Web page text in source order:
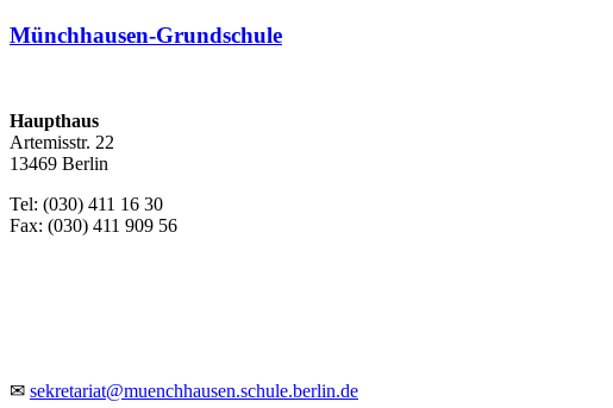
Münchhausen-Grundschule
Haupthaus
Artemisstr. 22
13469 Berlin
Tel: (030) 411 16 30
Fax: (030) 411 909 56
✉ sekretariat@muenchhausen.schule.berlin.de